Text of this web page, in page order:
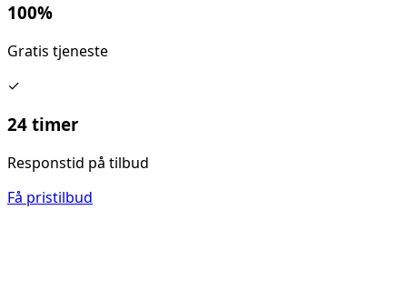
100%
Gratis tjeneste
✓
24 timer
Responstid på tilbud
Få pristilbud